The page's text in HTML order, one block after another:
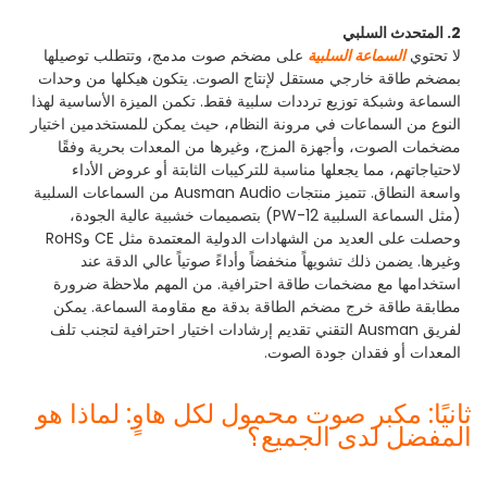
2. المتحدث السلبي
لا تحتويالسماعة السلبية على مضخم صوت مدمج، وتتطلب توصيلها
بمضخم طاقة خارجي مستقل لإنتاج الصوت. يتكون هيكلها من وحدات
السماعة وشبكة توزيع ترددات سلبية فقط. تكمن الميزة الأساسية لهذا
النوع من السماعات في مرونة النظام، حيث يمكن للمستخدمين اختيار
مضخمات الصوت، وأجهزة المزج، وغيرها من المعدات بحرية وفقًا
لاحتياجاتهم، مما يجعلها مناسبة للتركيبات الثابتة أو عروض الأداء
واسعة النطاق. تتميز منتجات Ausman Audio من السماعات السلبية
(مثل السماعة السلبية PW-12) بتصميمات خشبية عالية الجودة،
وحصلت على العديد من الشهادات الدولية المعتمدة مثل CE وRoHS
وغيرها. يضمن ذلك تشويهاً منخفضاً وأداءً صوتياً عالي الدقة عند
استخدامها مع مضخمات طاقة احترافية. من المهم ملاحظة ضرورة
مطابقة طاقة خرج مضخم الطاقة بدقة مع مقاومة السماعة. يمكن
لفريق Ausman التقني تقديم إرشادات اختيار احترافية لتجنب تلف
المعدات أو فقدان جودة الصوت.
ثانيًا: مكبر صوت محمول لكل هاوٍ: لماذا هو
المفضل لدى الجميع؟